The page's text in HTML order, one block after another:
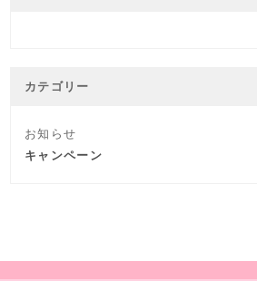
カテゴリー
お知らせ
キャンペーン